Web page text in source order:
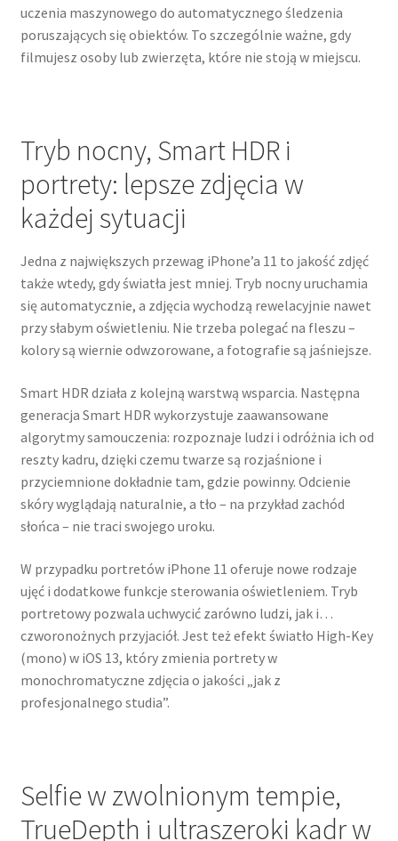
uczenia maszynowego do automatycznego śledzenia
poruszających się obiektów. To szczególnie ważne, gdy
filmujesz osoby lub zwierzęta, które nie stoją w miejscu.
Tryb nocny, Smart HDR i
portrety: lepsze zdjęcia w
każdej sytuacji
Jedna z największych przewag iPhone’a 11 to jakość zdjęć
także wtedy, gdy światła jest mniej. Tryb nocny uruchamia
się automatycznie, a zdjęcia wychodzą rewelacyjnie nawet
przy słabym oświetleniu. Nie trzeba polegać na fleszu –
kolory są wiernie odwzorowane, a fotografie są jaśniejsze.
Smart HDR działa z kolejną warstwą wsparcia. Następna
generacja Smart HDR wykorzystuje zaawansowane
algorytmy samouczenia: rozpoznaje ludzi i odróżnia ich od
reszty kadru, dzięki czemu twarze są rozjaśnione i
przyciemnione dokładnie tam, gdzie powinny. Odcienie
skóry wyglądają naturalnie, a tło – na przykład zachód
słońca – nie traci swojego uroku.
W przypadku portretów iPhone 11 oferuje nowe rodzaje
ujęć i dodatkowe funkcje sterowania oświetleniem. Tryb
portretowy pozwala uchwycić zarówno ludzi, jak i…
czworonożnych przyjaciół. Jest też efekt światło High-Key
(mono) w iOS 13, który zmienia portrety w
monochromatyczne zdjęcia o jakości „jak z
profesjonalnego studia”.
Selfie w zwolnionym tempie,
TrueDepth i ultraszeroki kadr w